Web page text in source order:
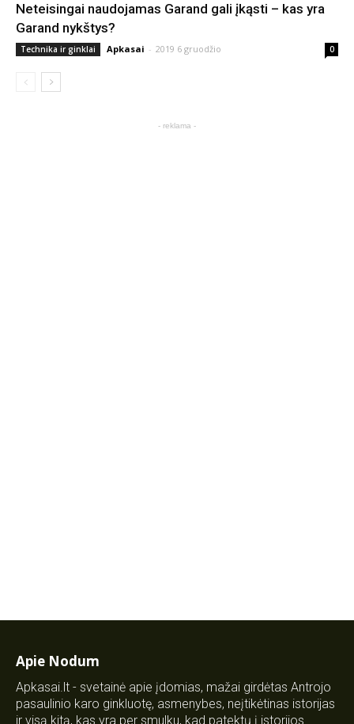
Neteisingai naudojamas Garand gali įkąsti – kas yra
Garand nykštys?
Technika ir ginklai Apkasai - 2019 6 gruodžio 0
- reklama -
Apie Nodum
Apkasai.lt - svetainė apie įdomias, mažai girdėtas Antrojo
pasaulinio karo ginkluotę, asmenybes, neįtikėtinas istorijas
ir visą kitą, kas yra per smulku, kad patektų į istorijos